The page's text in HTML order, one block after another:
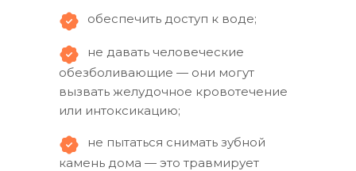
обеспечить доступ к воде;
не давать человеческие
обезболивающие — они могут
вызвать желудочное кровотечение
или интоксикацию;
не пытаться снимать зубной
камень дома — это травмирует